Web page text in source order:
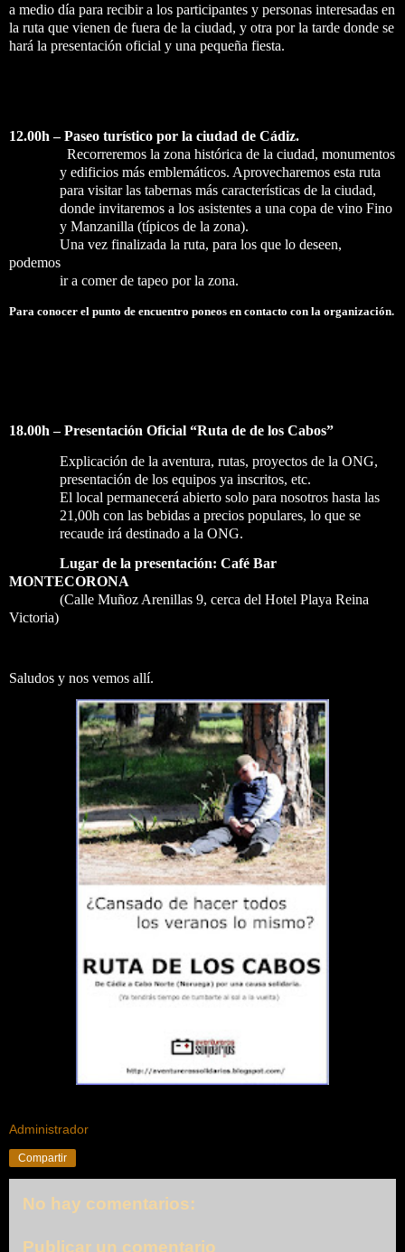
a medio día para recibir a los participantes y personas interesadas en
la ruta que vienen de fuera de la ciudad, y otra por la tarde donde se
hará la presentación oficial y una pequeña fiesta.
12.00h – Paseo turístico por la ciudad de Cádiz.
Recorreremos la zona histórica de la ciudad, monumentos
y edificios más emblemáticos. Aprovecharemos esta ruta
para visitar las tabernas más características de la ciudad,
donde invitaremos a los asistentes a una copa de vino Fino
y Manzanilla (típicos de la zona).
Una vez finalizada la ruta, para los que lo deseen,
podemos
ir a comer de tapeo por la zona.
Para conocer el punto de encuentro poneos en contacto con la organización.
18.00h –Presentación Oficial “Ruta de de los Cabos”
Explicación de la aventura, rutas, proyectos de la ONG,
presentación de los equipos ya inscritos, etc.
El local permanecerá abierto solo para nosotros hasta las
21,00h con las bebidas a precios populares, lo que se
recaude irá destinado a la ONG.
Lugar de la presentación: Café Bar
MONTECORONA
(Calle Muñoz Arenillas 9, cerca del Hotel Playa Reina
Victoria)
Saludos y nos vemos allí.
Administrador
Compartir
No hay comentarios:
Publicar un comentario